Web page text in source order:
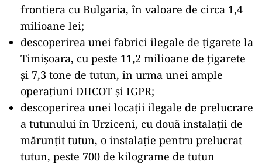
frontiera cu Bulgaria, în valoare de circa 1,4
milioane lei;
descoperirea unei fabrici ilegale de țigarete la
Timișoara, cu peste 11,2 milioane de țigarete
și 7,3 tone de tutun, în urma unei ample
operațiuni DIICOT și IGPR;
descoperirea unei locații ilegale de prelucrare
a tutunului în Urziceni, cu două instalații de
mărunțit tutun, o instalație pentru prelucrat
tutun, peste 700 de kilograme de tutun